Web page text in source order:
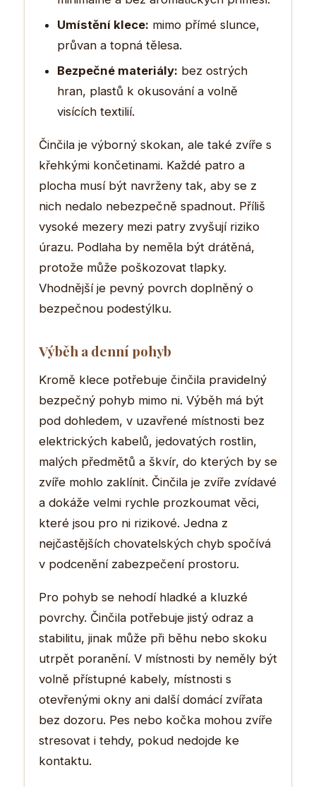
Umístění klece: mimo přímé slunce,
průvan a topná tělesa.
Bezpečné materiály: bez ostrých
hran, plastů k okusování a volně
visících textilií.
Činčila je výborný skokan, ale také zvíře s
křehkými končetinami. Každé patro a
plocha musí být navrženy tak, aby se z
nich nedalo nebezpečně spadnout. Příliš
vysoké mezery mezi patry zvyšují riziko
úrazu. Podlaha by neměla být drátěná,
protože může poškozovat tlapky.
Vhodnější je pevný povrch doplněný o
bezpečnou podestýlku.
Výběh a denní pohyb
Kromě klece potřebuje činčila pravidelný
bezpečný pohyb mimo ni. Výběh má být
pod dohledem, v uzavřené místnosti bez
elektrických kabelů, jedovatých rostlin,
malých předmětů a škvír, do kterých by se
zvíře mohlo zaklínit. Činčila je zvíře zvídavé
a dokáže velmi rychle prozkoumat věci,
které jsou pro ni rizikové. Jedna z
nejčastějších chovatelských chyb spočívá
v podcenění zabezpečení prostoru.
Pro pohyb se nehodí hladké a kluzké
povrchy. Činčila potřebuje jistý odraz a
stabilitu, jinak může při běhu nebo skoku
utrpět poranění. V místnosti by neměly být
volně přístupné kabely, místnosti s
otevřenými okny ani další domácí zvířata
bez dozoru. Pes nebo kočka mohou zvíře
stresovat i tehdy, pokud nedojde ke
kontaktu.